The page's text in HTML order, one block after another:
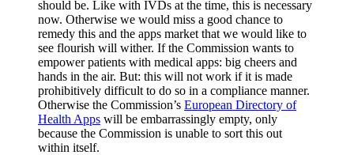
should be. Like with IVDs at the time, this is necessary
now. Otherwise we would miss a good chance to
remedy this and the apps market that we would like to
see flourish will wither. If the Commission wants to
empower patients with medical apps: big cheers and
hands in the air. But: this will not work if it is made
prohibitively difficult to do so in a compliance manner.
Otherwise the Commission’s European Directory of
Health Apps will be embarrassingly empty, only
because the Commission is unable to sort this out
within itself.